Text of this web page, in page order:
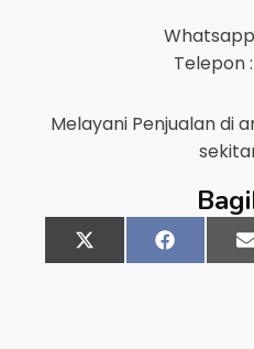
Telepon
Melayani Penjualan di
Share
on
X
(Twitter)
Share
on